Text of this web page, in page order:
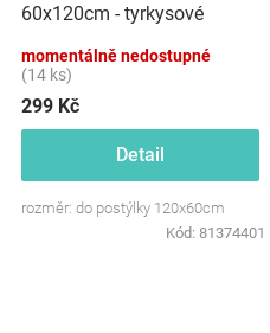
60x120cm - tyrkysové
momentálně nedostupné
(14 ks)
299 Kč
Detail
rozměr: do postýlky 120x60cm
Kód: 81374401